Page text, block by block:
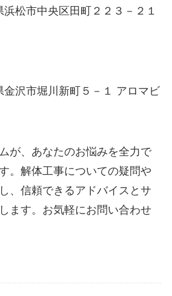
松市中央区田町２２３－２１
金沢市堀川新町５－１ アロマビ
が、あなたのお悩みを全力で
。解体工事についての疑問や
、信頼できるアドバイスとサ
ます。お気軽にお問い合わせ